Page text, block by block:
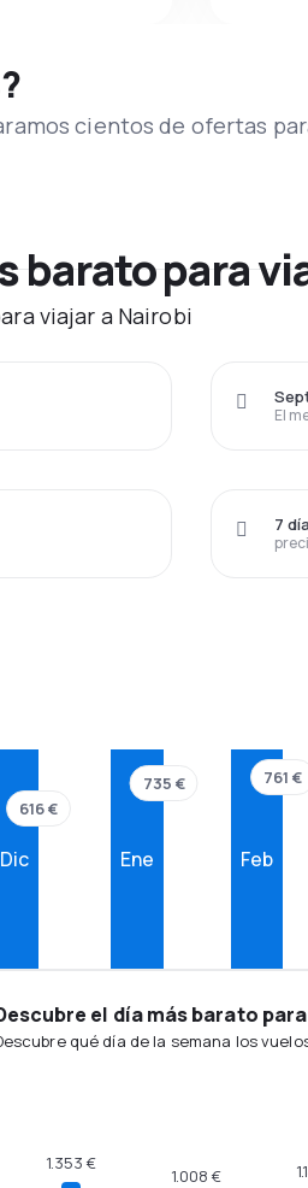
cientos de ofertas
barato para
viajar a Nairobi
El
7
Dic
616 €
Ene
735 €
Feb
761 €
el día más barato
qué día de la semana los
1.353 €
1.008 €